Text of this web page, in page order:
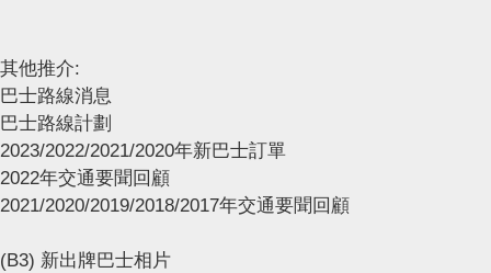
其他推介:
巴士路線消息
巴士路線計劃
2023/2022/2021/2020年新巴士訂單
2022年交通要聞回顧
2021/2020/2019/2018/2017年交通要聞回顧
(B3) 新出牌巴士相片